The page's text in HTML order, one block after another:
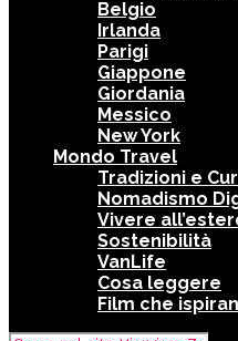
Belgio
Irlanda
Parigi
Giappone
Giordania
Messico
New York
Mondo Travel
Tradizioni e
Nomadismo
Vivere
Sostenibilità
VanLife
Cosa leggere
Film che